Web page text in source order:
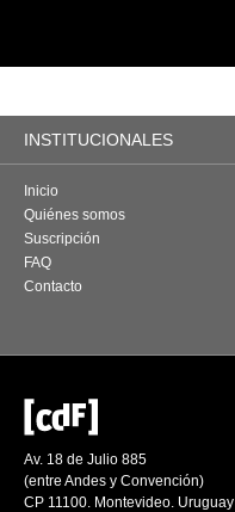
INSTITUCIONALES
Inicio
Quiénes somos
Suscripción
FAQ
Contacto
Av. 18 de Julio 885
(entre Andes y Convención)
CP 11100. Montevideo. Uruguay